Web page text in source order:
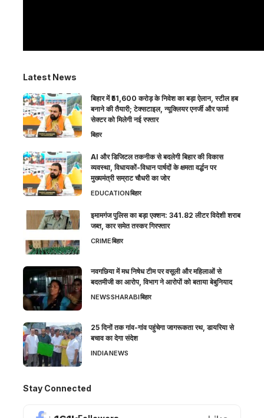
Latest News
बिहार में ₹51,600 करोड़ के निवेश का बड़ा ऐलान, स्टील हब
बनाने की तैयारी; टेक्सटाइल, न्यूक्लियर एनर्जी और फार्मा
सेक्टर को मिलेगी नई रफ्तार
बिहार
AI और डिजिटल तकनीक से बदलेगी बिहार की विकास
व्यवस्था, विधायकों-विधान पार्षदों के क्षमता वर्द्धन पर
मुख्यमंत्री सम्राट चौधरी का जोर
EDUCATIONबिहार
इमामगंज पुलिस का बड़ा एक्शन: 341.82 लीटर विदेशी शराब
जब्त, कार समेत तस्कर गिरफ्तार
CRIMEबिहार
नवगछिया में मध निषेध टीम पर वसूली और महिलाओं से
बदतमीजी का आरोप, विभाग ने आरोपों को बताया बेबुनियाद
NEWSSHARABIबिहार
25 दिनों तक गांव-गांव पहुंचेगा जागरूकता रथ, डायरिया से
बचाव का देगा संदेश
INDIANEWS
Stay Connected